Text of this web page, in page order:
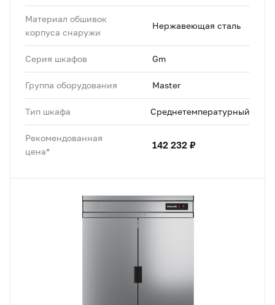
Материал обшивок
корпуса снаружи
Нержавеющая сталь
Серия шкафов Gm
Группа оборудования Master
Тип шкафа Среднетемпературный
Рекомендованная
цена*
142 232 ₽